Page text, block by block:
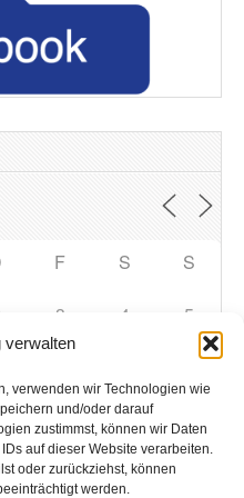
verwalten
verwenden wir Technologien wie
und/oder darauf
zustimmst, können wir Daten
auf dieser Website verarbeiten.
oder zurückziehst, können
werden.
F S S
3 4 5
10 11
17 18 19